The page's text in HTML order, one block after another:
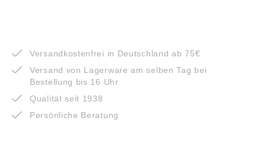
Versandkostenfrei in Deutschland ab 75€
Versand von Lagerware am selben Tag bei
Bestellung bis 16 Uhr
Qualität seit 1938
Persönliche Beratung